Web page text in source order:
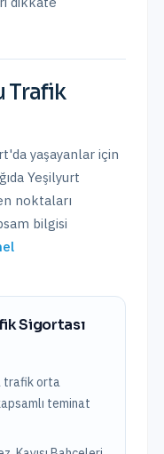
Trafik
'da yaşayanlar için
Yeşilyurt
noktaları
bilgisi
Sigortası
trafikorta
teminat